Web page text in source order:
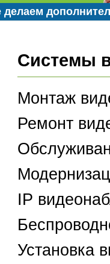
Системы
Монтаж
Ремонт
IP
Установка